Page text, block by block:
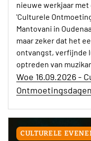
nieuwe werkjaar
'Culturele
Mantovani in
maar zeker dat het
ontvangst, verfijnde
optreden van
Woe 16.09.2026 -
CULTURELE